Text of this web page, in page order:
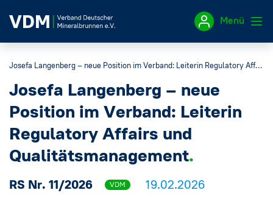
Menü
Impressum
Datenschutzerklärung
Josefa Langenberg – neue Position im Verband: Leiterin Regulatory Affairs und Qualitätsmanagement
Josefa Langenberg – neue
Position im Verband: Leiterin
Regulatory Affairs und
Qualitätsmanagement
RS Nr. 11/2026 VDM 19.02.2026